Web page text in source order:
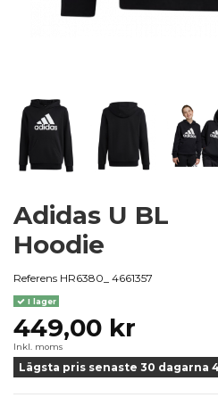
Adidas U BL
Hoodie
Referens HR6380_ 4661357
I lager
449,00 kr
Inkl. moms
Lägsta pris senaste 30 dagarna